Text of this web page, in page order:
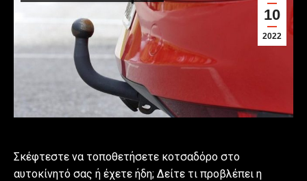
10
2022
Σκέφτεστε να τοποθετήσετε κοτσαδόρο στο
αυτοκίνητό σας ή έχετε ήδη; Δείτε τι προβλέπει η